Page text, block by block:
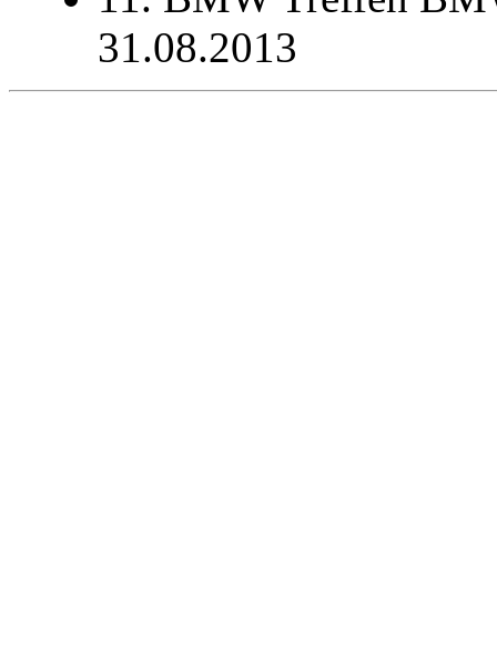
31.08.2013